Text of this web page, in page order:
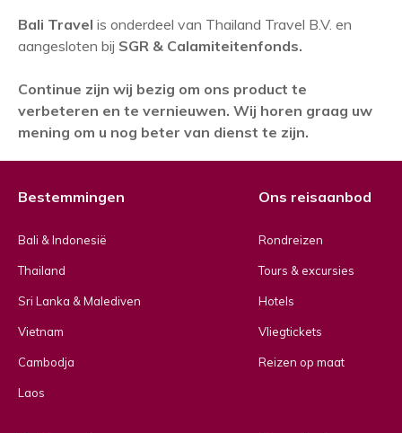
Bali Travel is onderdeel van Thailand Travel B.V. en
aangesloten bij SGR & Calamiteitenfonds.
Continue zijn wij bezig om ons product te
verbeteren en te vernieuwen. Wij horen graag uw
mening om u nog beter van dienst te zijn.
Bestemmingen
Bali & Indonesië
Thailand
Sri Lanka & Malediven
Vietnam
Cambodja
Laos
Ons reisaanbod
Rondreizen
Tours & excursies
Hotels
Vliegtickets
Reizen op maat